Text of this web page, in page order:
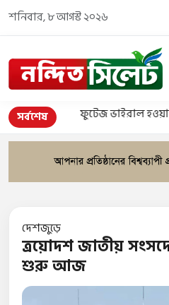
শনিবার, ৮ আগস্ট ২০২৬
সর্বশেষফুটেজ ভাইরাল হওয়ার পর গা
দেশজুড়ে
ত্রয়োদশ জাতীয়
শুরু আজ